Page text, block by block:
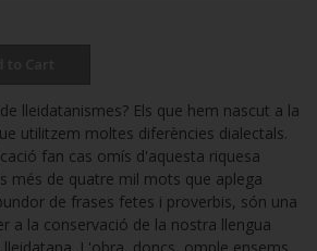
lleidatanismes? Els que hem nascut a la
utilitzem moltes diferències dialectals.
fan cas omís d'aquesta riquesa
més de quatre mil mots que aplega
de frases fetes i proverbis, són una
a la conservació de la nostra llengua